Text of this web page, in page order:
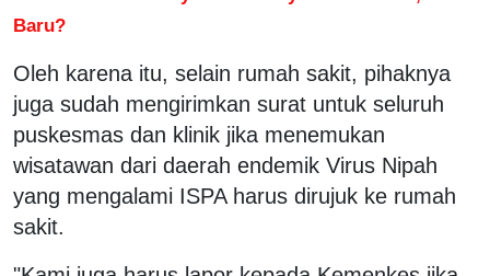
Baru?
Oleh karena itu, selain rumah sakit, pihaknya
juga sudah mengirimkan surat untuk seluruh
puskesmas dan klinik jika menemukan
wisatawan dari daerah endemik Virus Nipah
yang mengalami ISPA harus dirujuk ke rumah
sakit.